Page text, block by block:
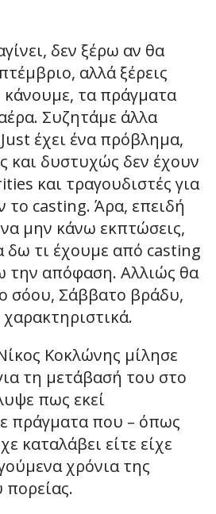
δεν ξέρω αν θα
αλλά ξέρεις
τα πράγματα
Συζητάμε άλλα
έχει ένα πρόβλημα,
και δυστυχώς δεν έχουν
και τραγουδιστές για
το casting. Άρα, επειδή
μην κάνω εκπτώσεις,
δω τι έχουμε από casting
την απόφαση. Αλλιώς θα
σόου, Σάββατο βράδυ,
χαρακτηριστικά.
Κοκλώνης μίλησε
τη μετάβασή του στο
πως εκεί
πράγματα που – όπως
καταλάβει είτε είχε
χρόνια της
πορείας.